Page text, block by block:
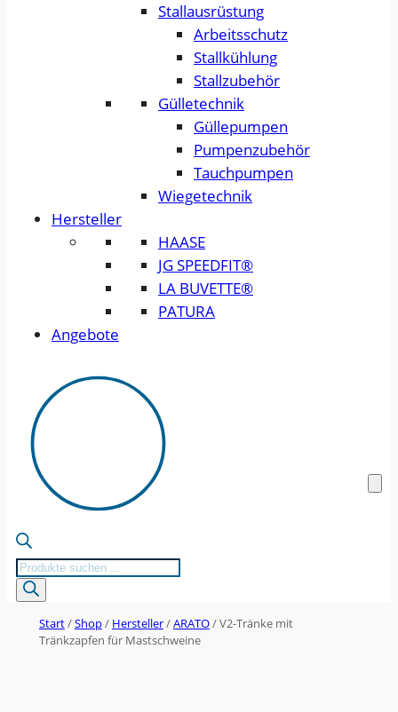
Stallausrüstung
Arbeitsschutz
Stallkühlung
Stallzubehör
Gülletechnik
Güllepumpen
Pumpenzubehör
Tauchpumpen
Wiegetechnik
Hersteller
HAASE
JG SPEEDFIT®
LA BUVETTE®
PATURA
Angebote
Products
search
Start/Shop/ Hersteller/ARATO/ V2-Tränke mit
Tränkzapfen für Mastschweine